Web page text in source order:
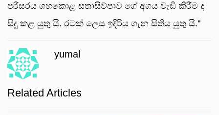
පරිසරය ගහකොළ සතාසිව්පාව ගේ අගය වැඩි කිරීම ද
සිදු කළ යුතු යි. රටක් ලෙස ඉදිරිය ගැන සිතිය යුතු යි.''
yumal
Related Articles